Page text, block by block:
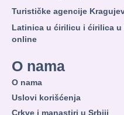
Turističke agencije
Latinica u ćirilicu i ćirilica
online
O nama
O nama
Uslovi korišćenja
Crkve i manastiri u Srbiji